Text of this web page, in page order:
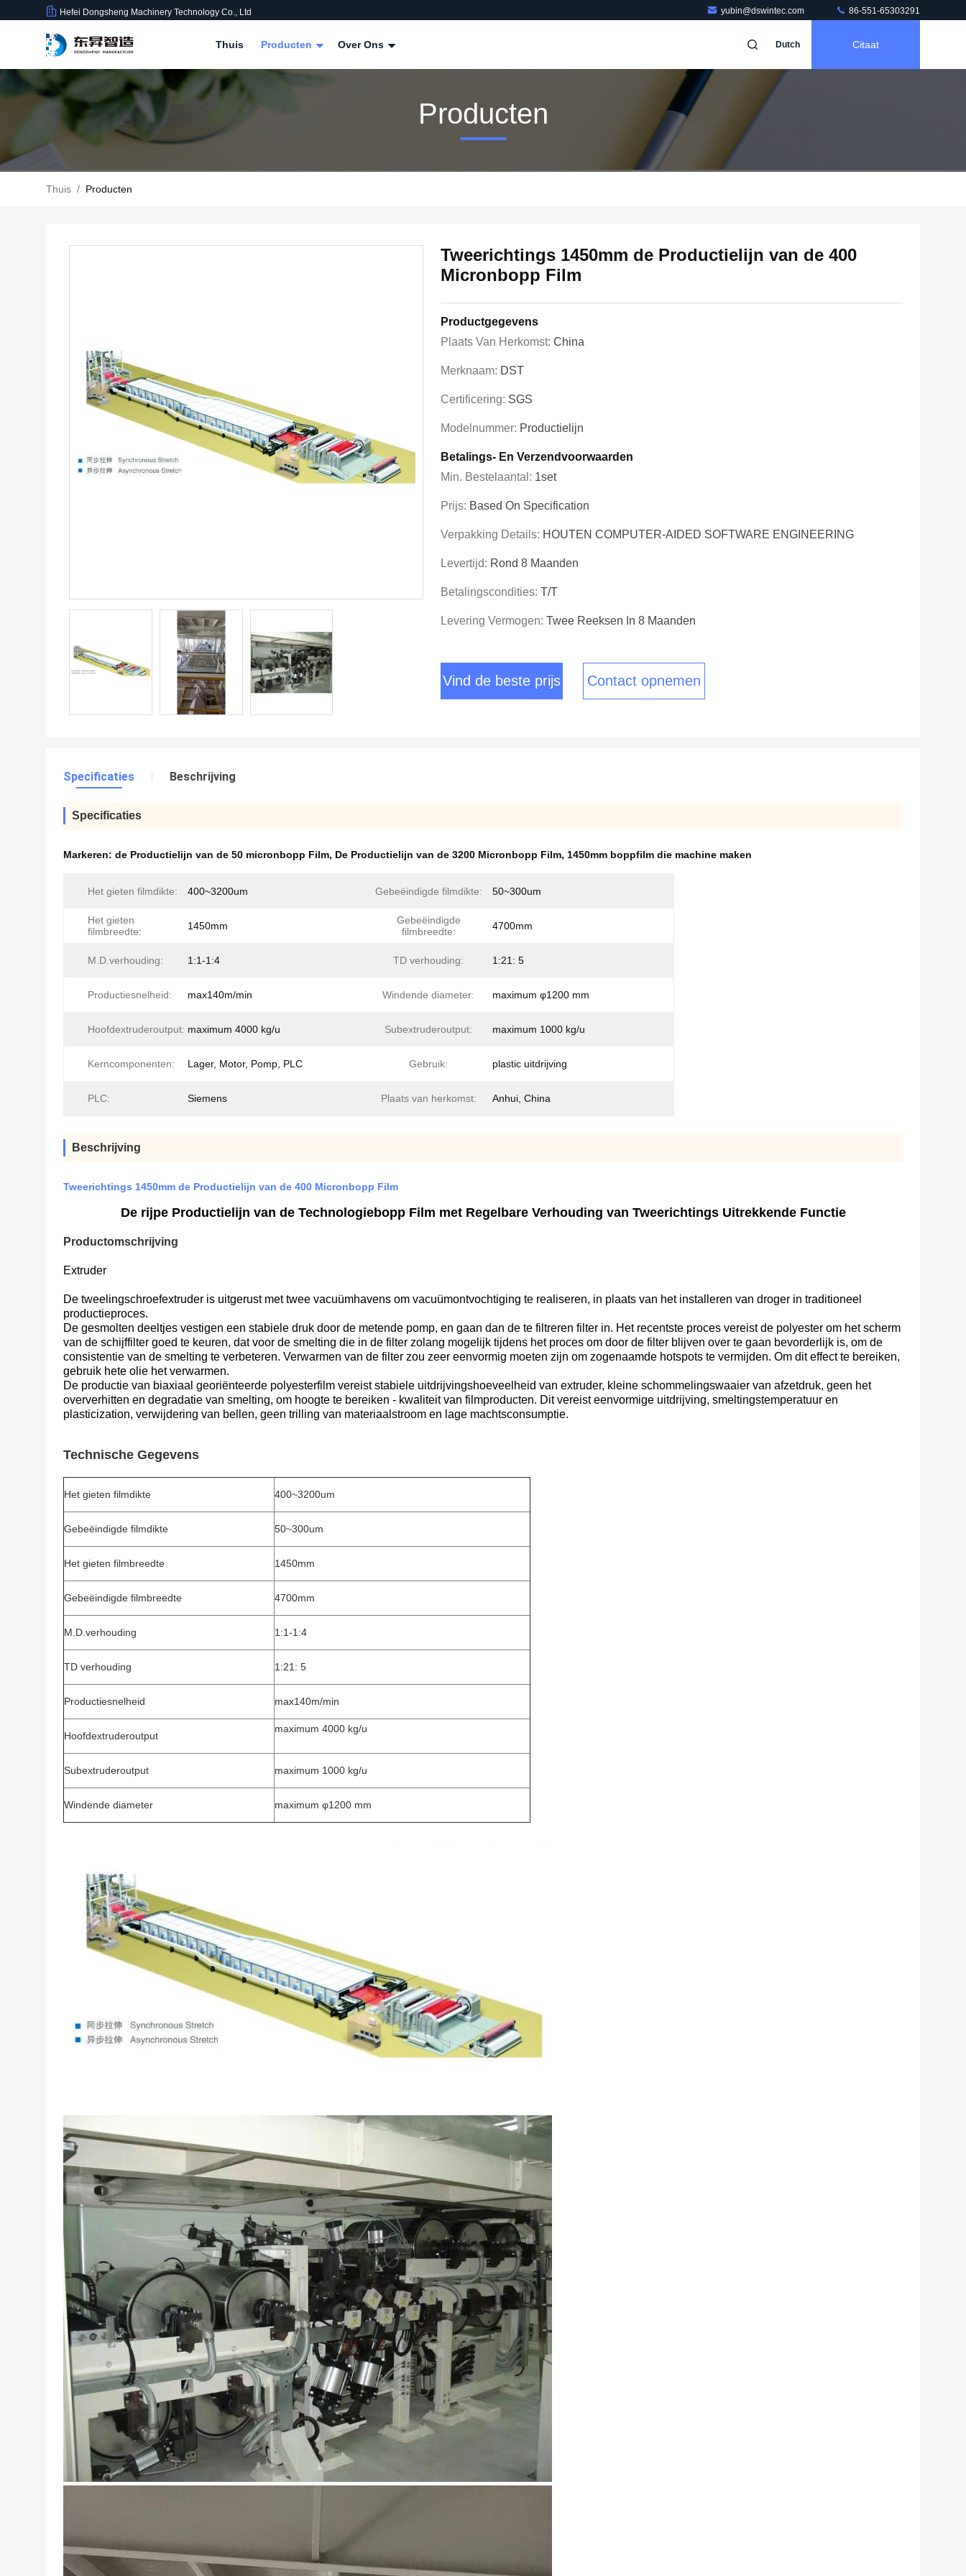
Hefei Dongsheng Machinery Technology Co., Ltd yubin@dswintec.com 86-551-65303291
Thuis Producten Over Ons Dutch Citaat
Producten
Thuis / Producten
Tweerichtings 1450mm de Productielijn van de 400
Micronbopp Film
Productgegevens
Plaats Van Herkomst: China
Merknaam: DST
Certificering: SGS
Modelnummer: Productielijn
Betalings- En Verzendvoorwaarden
Min. Bestelaantal: 1set
Prijs: Based On Specification
Verpakking Details: HOUTEN COMPUTER-AIDED SOFTWARE ENGINEERING
Levertijd: Rond 8 Maanden
Betalingscondities: T/T
Levering Vermogen: Twee Reeksen In 8 Maanden
Vind de beste prijs Contact opnemen
Specificaties Beschrijving
Specificaties
Markeren: de Productielijn van de 50 micronbopp Film, De Productielijn van de 3200 Micronbopp Film, 1450mm boppfilm die machine maken
Het gieten filmdikte: 400~3200um Gebeëindigde filmdikte: 50~300um
Het gieten
filmbreedte:
1450mm
Gebeëindigde
filmbreedte:
4700mm
M.D.verhouding: 1:1-1:4 TD verhouding: 1:21: 5
Productiesnelheid: max140m/min Windende diameter: maximum φ1200 mm
Hoofdextruderoutput: maximum 4000 kg/u Subextruderoutput: maximum 1000 kg/u
Kerncomponenten: Lager, Motor, Pomp, PLC Gebruik: plastic uitdrijving
PLC: Siemens Plaats van herkomst: Anhui, China
Beschrijving
Tweerichtings 1450mm de Productielijn van de 400 Micronbopp Film
De rijpe Productielijn van de Technologiebopp Film met Regelbare Verhouding van Tweerichtings Uitrekkende Functie
Productomschrijving
Extruder
De tweelingschroefextruder is uitgerust met twee vacuümhavens om vacuümontvochtiging te realiseren, in plaats van het installeren van droger in traditioneel
productieproces.
De gesmolten deeltjes vestigen een stabiele druk door de metende pomp, en gaan dan de te filtreren filter in. Het recentste proces vereist de polyester om het scherm
van de schijffilter goed te keuren, dat voor de smelting die in de filter zolang mogelijk tijdens het proces om door de filter blijven over te gaan bevorderlijk is, om de
consistentie van de smelting te verbeteren. Verwarmen van de filter zou zeer eenvormig moeten zijn om zogenaamde hotspots te vermijden. Om dit effect te bereiken,
gebruik hete olie het verwarmen.
De productie van biaxiaal georiënteerde polyesterfilm vereist stabiele uitdrijvingshoeveelheid van extruder, kleine schommelingswaaier van afzetdruk, geen het
oververhitten en degradatie van smelting, om hoogte te bereiken - kwaliteit van filmproducten. Dit vereist eenvormige uitdrijving, smeltingstemperatuur en
plasticization, verwijdering van bellen, geen trilling van materiaalstroom en lage machtsconsumptie.
Technische Gegevens
Het gieten filmdikte 400~3200um
Gebeëindigde filmdikte 50~300um
Het gieten filmbreedte 1450mm
Gebeëindigde filmbreedte 4700mm
M.D.verhouding 1:1-1:4
TD verhouding 1:21: 5
Productiesnelheid max140m/min
Hoofdextruderoutput
maximum 4000 kg/u
Subextruderoutput maximum 1000 kg/u
Windende diameter maximum φ1200 mm